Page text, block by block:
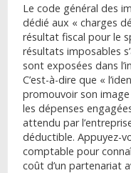
Le code général des
dédié aux « charges
résultat fiscal pour le
résultats imposables
sont exposées dans
C’est-à-dire que «
promouvoir son
les dépenses
attendu par
déductible. Appuyez-
comptable pour
coût d’un partenariat